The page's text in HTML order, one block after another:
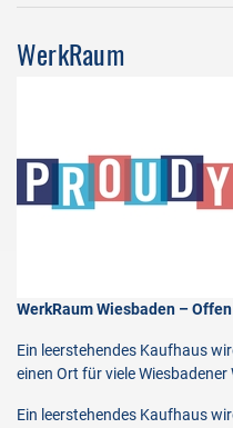
WerkRaum
WerkRaum Wiesbaden –
Ein leerstehendes Kaufhaus
einen Ort für viele Wiesbadener
Ein leerstehendes Kaufhaus